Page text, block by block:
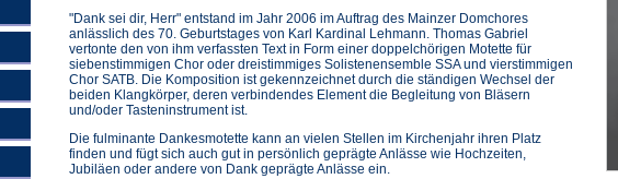
"Dank sei dir, Herr" entstand im Jahr 2006 im Auftrag des Mainzer Domchores
anlässlich des 70. Geburtstages von Karl Kardinal Lehmann. Thomas Gabriel
vertonte den von ihm verfassten Text in Form einer doppelchörigen Motette für
siebenstimmigen Chor oder dreistimmiges Solistenensemble SSA und vierstimmigen
Chor SATB. Die Komposition ist gekennzeichnet durch die ständigen Wechsel der
beiden Klangkörper, deren verbindendes Element die Begleitung von Bläsern
und/oder Tasteninstrument ist.
Die fulminante Dankesmotette kann an vielen Stellen im Kirchenjahr ihren Platz
finden und fügt sich auch gut in persönlich geprägte Anlässe wie Hochzeiten,
Jubiläen oder andere von Dank geprägte Anlässe ein.